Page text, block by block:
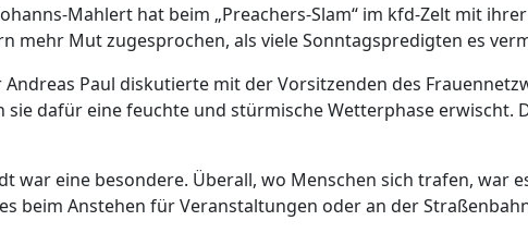
Mahlert hat beim „Preachers-Slam“ im kfd-Zelt mit
mehr Mut zugesprochen, als viele Sonntagspredigten es
Paul diskutierte mit der Vorsitzenden des
sie dafür eine feuchte und stürmische Wetterphase erwischt.
war eine besondere. Überall, wo Menschen sich trafen, war
beim Anstehen für Veranstaltungen oder an der